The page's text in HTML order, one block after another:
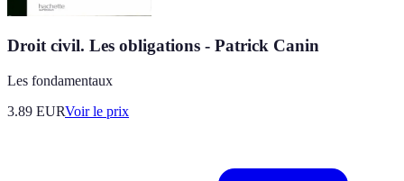
Droit civil. Les obligations - Patrick Canin
Les fondamentaux
3.89 EURVoir le prix